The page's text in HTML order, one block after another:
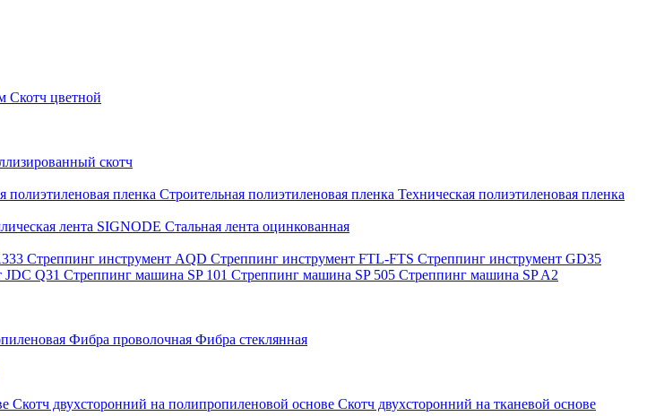
Скотч цветной
скотч
полиэтиленовая пленка Строительная полиэтиленовая пленка Техническая полиэтиленовая пленка
лента SIGNODE Стальная лента оцинкованная
Стреппинг инструмент AQD Стреппинг инструмент FTL-FTS Стреппинг инструмент GD35
Q31 Стреппинг машина SP 101 Стреппинг машина SP 505 Стреппинг машина SP A2
Фибра проволочная Фибра стеклянная
Скотч двухсторонний на полипропиленовой основе Скотч двухсторонний на тканевой основе